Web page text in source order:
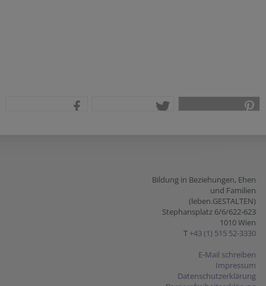
Bildung in Beziehungen, Ehen
und Familien
(leben.GESTALTEN)
Stephansplatz 6/6/622-623
1010 Wien
T +43 (1) 515 52-3330
E-Mail schreiben
Impressum
Datenschutzerklärung